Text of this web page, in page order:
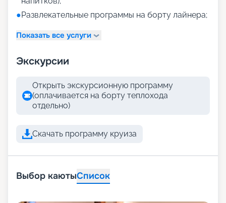
●Развлекательные программы на борту лайнера;
Показать все услуги
Экскурсии
Открыть экскурсионную программу
(оплачивается на борту теплохода
отдельно)
Скачать программу круиза
Выбор каютыСписок